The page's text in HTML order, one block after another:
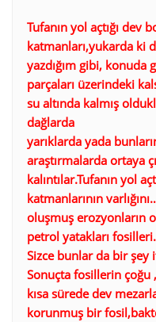
Tufanın yol açtığı dev
katmanları,yukarda ki
yazdığım gibi, konuda
parçaları üzerindeki
su altında kalmış
dağlarda
yarıklarda yada
araştırmalarda ortaya
kalıntılar.Tufanın yol
katmanlarının
oluşmuş erozyonların
petrol yatakları
Sizce bunlar da bir şey
Sonuçta fosillerin
kısa sürede dev
korunmuş bir